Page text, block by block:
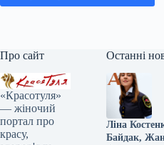
Про сайт
«Красотуля»
— жіночий
портал про
красу,
Останні
Ліна
Байдак,